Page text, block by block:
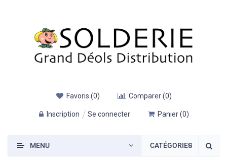
Favoris (0) Comparer(0)
Inscription Se connecter Panier(0)
CATÉGORIES
MENU